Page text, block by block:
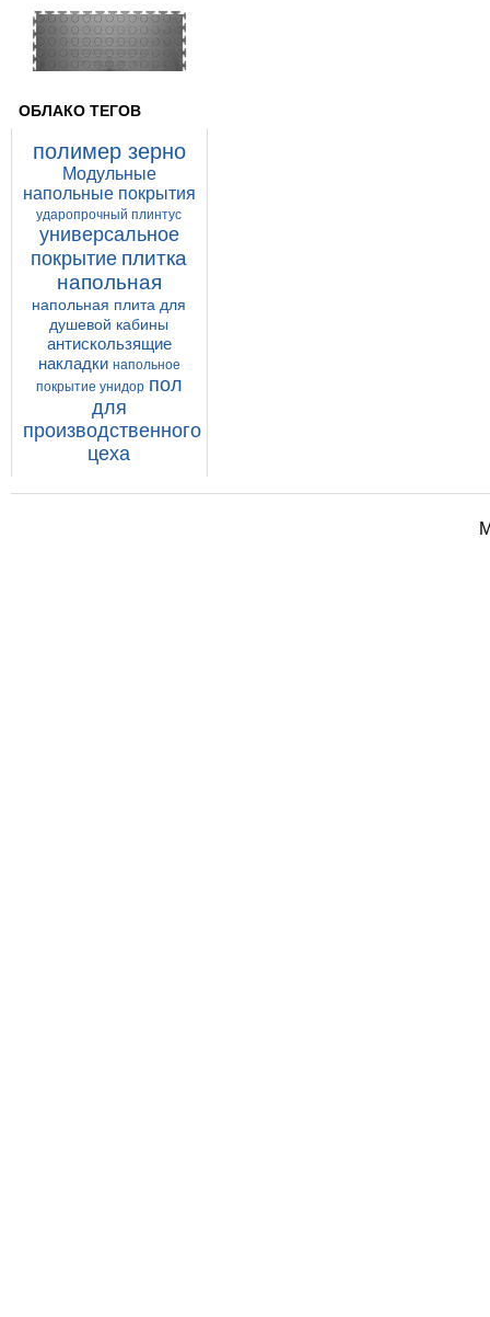
плиток ПВХ
Напольные покрытия SOLD GRAIN
7-500-500
Купить Подробнее
ОБЛАКО ТЕГОВ
полимер зерно
Модульные
напольные покрытия
ударопрочный плинтус
универсальное
покрытие плитка
напольная
напольная плита для
душевой кабины
антискользящие
накладки напольное
покрытие унидор пол
для
производственного
цеха